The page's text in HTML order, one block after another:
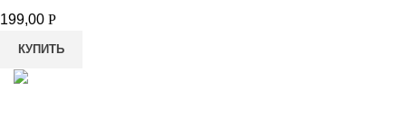
199,00 Р
КУПИТЬ